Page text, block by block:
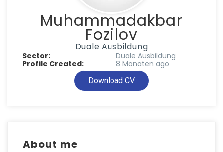
Muhammadakbar
Fozilov
Duale Ausbildung
Sector:
Duale Ausbildung
Profile Created:
8 Monaten ago
Download CV
About me